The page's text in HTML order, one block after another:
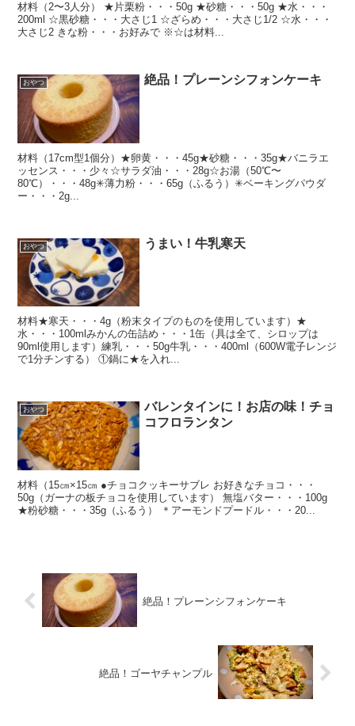
材料（2〜3人分） ★片栗粉・・・50g ★砂糖・・・50g ★水・・・
200ml ☆黒砂糖・・・大さじ1 ☆ざらめ・・・大さじ1/2 ☆水・・・
大さじ2 きな粉・・・お好みで ※☆は材料...
おやつ 絶品！プレーンシフォンケーキ
材料（17cm型1個分）★卵黄・・・45g★砂糖・・・35g★バニラエ
ッセンス・・・少々☆サラダ油・・・28g☆お湯（50℃〜
80℃）・・・48g✳︎薄力粉・・・65g（ふるう）✳︎ベーキングパウダ
ー・・・2g...
おやつ うまい！牛乳寒天
材料★寒天・・・4g（粉末タイプのものを使用しています）★
水・・・100mlみかんの缶詰め・・・1缶（具は全て、シロップは
90ml使用します）練乳・・・50g牛乳・・・400ml（600W電子レンジ
で1分チンする） ①鍋に★を入れ...
おやつ
バレンタインに！お店の味！チョ
コフロランタン
材料（15㎝×15㎝ ●チョコクッキーサブレ お好きなチョコ・・・
50g（ガーナの板チョコを使用しています） 無塩バター・・・100g
★粉砂糖・・・35g（ふるう） ＊アーモンドプードル・・・20...
絶品！プレーンシフォンケーキ
絶品！ゴーヤチャンプル